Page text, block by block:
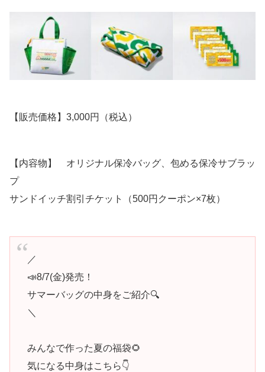
【販売価格】3,000円（税込）
【内容物】 オリジナル保冷バッグ、包める保冷サブラッ
プ
サンドイッチ割引チケット（500円クーポン×7枚）
／
📣8/7(金)発売！
サマーバッグの中身をご紹介🔍
＼
みんなで作った夏の福袋🌻
気になる中身はこちら👇